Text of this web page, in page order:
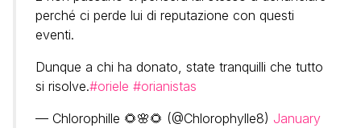
perché ci perde lui di reputazione con questi
eventi.
Dunque a chi ha donato, state tranquilli che tutto
si risolve.#oriele #orianistas
— Chlorophille 🌻🌸🌻 (@Chlorophylle8) January